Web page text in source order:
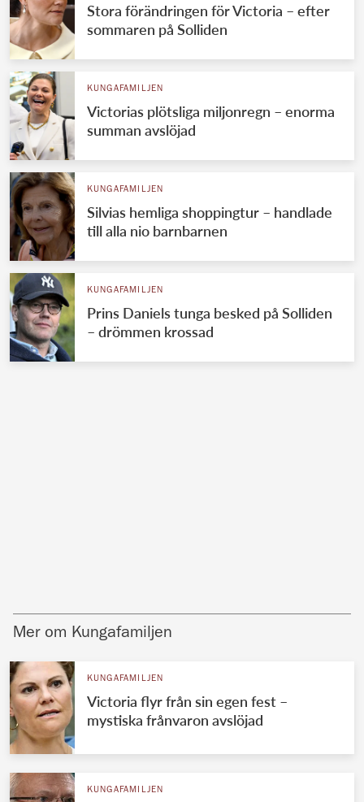
Stora förändringen för Victoria – efter
sommaren på Solliden
KUNGAFAMILJEN
Victorias plötsliga miljonregn – enorma
summan avslöjad
KUNGAFAMILJEN
Silvias hemliga shoppingtur – handlade
till alla nio barnbarnen
KUNGAFAMILJEN
Prins Daniels tunga besked på Solliden
– drömmen krossad
Mer om Kungafamiljen
KUNGAFAMILJEN
Victoria flyr från sin egen fest –
mystiska frånvaron avslöjad
KUNGAFAMILJEN